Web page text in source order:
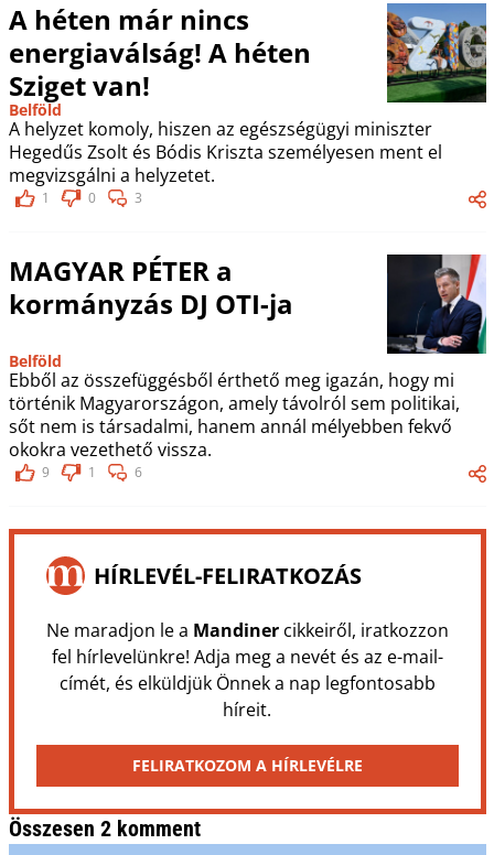
A héten már nincs
energiaválság! A héten
Sziget van!
Belföld
A helyzet komoly, hiszen az egészségügyi miniszter
Hegedűs Zsolt és Bódis Kriszta személyesen ment el
megvizsgálni a helyzetet.
1 0 3
MAGYAR PÉTER a
kormányzás DJ OTI-ja
Belföld
Ebből az összefüggésből érthető meg igazán, hogy mi
történik Magyarországon, amely távolról sem politikai,
sőt nem is társadalmi, hanem annál mélyebben fekvő
okokra vezethető vissza.
9 1 6
HÍRLEVÉL-FELIRATKOZÁS
Ne maradjon le a Mandinercikkeiről, iratkozzon
fel hírlevelünkre! Adja meg a nevét és az e-mail-
címét, és elküldjük Önnek a nap legfontosabb
híreit.
FELIRATKOZOM A HÍRLEVÉLRE
Összesen 2 komment